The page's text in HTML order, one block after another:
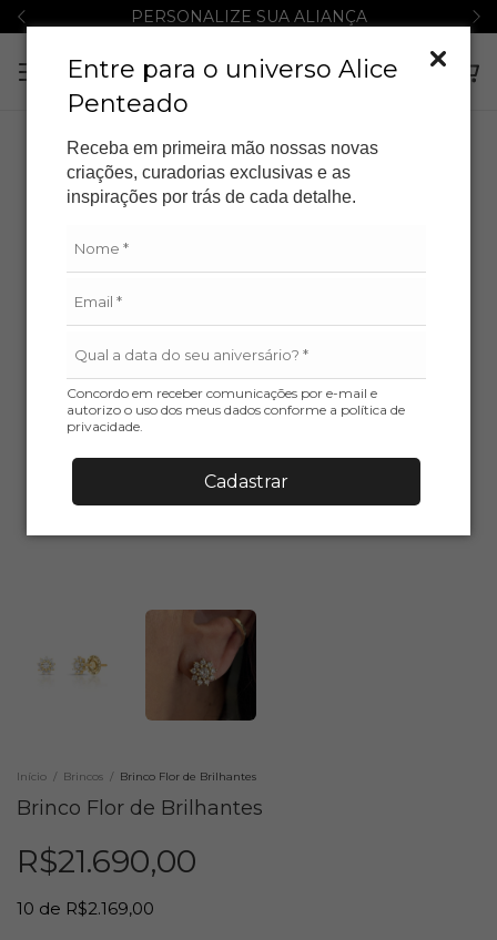
Entre para o universo Alice
Penteado
Receba em primeira mão nossas novas
criações, curadorias exclusivas e as
inspirações por trás de cada detalhe.
Concordo em receber comunicações por e-mail e
autorizo o uso dos meus dados conforme a política de
privacidade.
Cadastrar
PERSONALIZE SUA ALIANÇA
Início / Brincos / Brinco Flor de Brilhantes
Brinco Flor de Brilhantes
R$21.690,00
10 de R$2.169,00